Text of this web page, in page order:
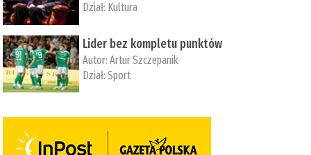
Dział: Kultura
Lider bez kompletu punktów
Autor:Artur Szczepanik
Dział:Sport